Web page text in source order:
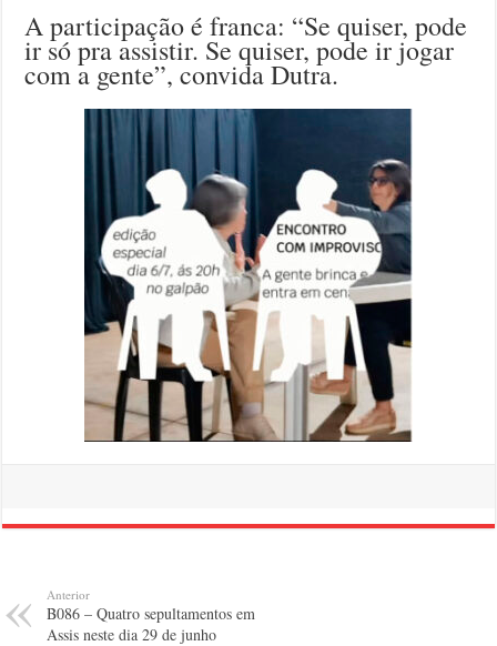
A participação é franca: “Se quiser, pode
ir só pra assistir. Se quiser, pode ir jogar
com a gente”, convida Dutra.
Anterior
B086 – Quatro sepultamentos em
Assis neste dia 29 de junho